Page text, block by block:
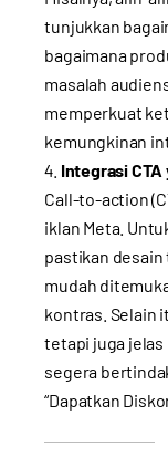
tunjukkan
bagaimana
masalah
memperkuat
kemungkinan
Integrasi
Call-to-action
iklan Meta.
pastikan desain
mudah
kontras. Selain
tetapi juga
segera
“Dapatkan